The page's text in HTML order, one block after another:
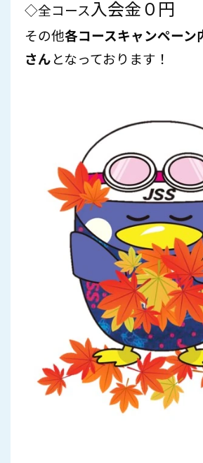
◇全コース入会金０円
その他各コースキャンペーン
さんとなっております！